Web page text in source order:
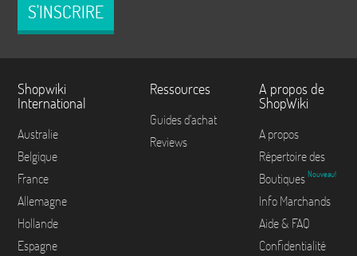
S'INSCRIRE
Shopwiki
International
Australie
Belgique
France
Allemagne
Hollande
Espagne
Ressources
Guides d'achat
Reviews
A propos de
ShopWiki
A propos
Répertoire des
Boutiques Nouveau!
Info Marchands
Aide & FAQ
Confidentialité